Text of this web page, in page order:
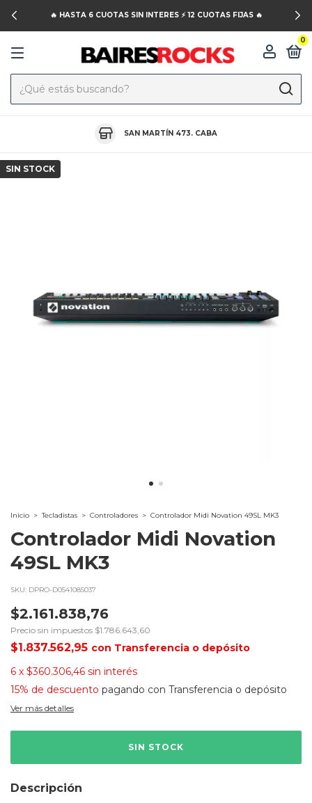
🔥 HASTA 6 CUOTAS SIN INTERES ⚡️ 12 CUOTAS FIJAS 🔥
0
SAN MARTÍN 473. CABA
SIN STOCK
Inicio > Tecladistas > Controladores > Controlador Midi Novation 49SL MK3
Controlador Midi Novation
49SL MK3
SKU: DPRO-D0541085037
$2.161.838,76
Precio sin impuestos $1.786.643,60
$1.837.562,95 con Transferencia o depósito
6 x $360.306,46 sin interés
15% de descuento pagando con Transferencia o depósito
Ver más detalles
Descripción